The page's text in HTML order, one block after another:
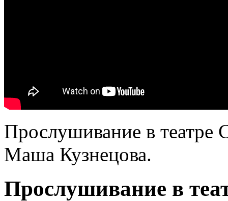
Прослушивание в театре
Маша Кузнецова.
Прослушивание в